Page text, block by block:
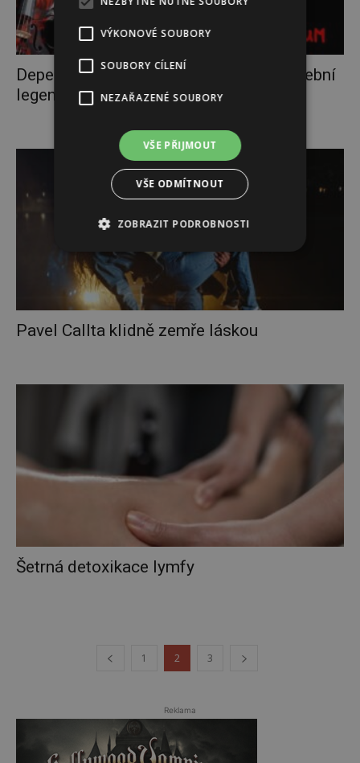
Depeche Note – symfonická pocta hudební
legendě
Pavel Callta klidně zemře láskou
Šetrná detoxikace lymfy
1 2 3
Reklama
VÝKONOVÉ SOUBORY
SOUBORY CÍLENÍ
NEZAŘAZENÉ SOUBORY
VŠE PŘIJMOUT
VŠE ODMÍTNOUT
ZOBRAZIT PODROBNOSTI